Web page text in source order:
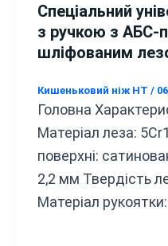
Спеціальний
з ручкою з АБС-
шліфованим
Кишеньковий ніж HT /
Головна
Матеріал леза:
поверхні:
2,2 мм Твердість
Матеріал